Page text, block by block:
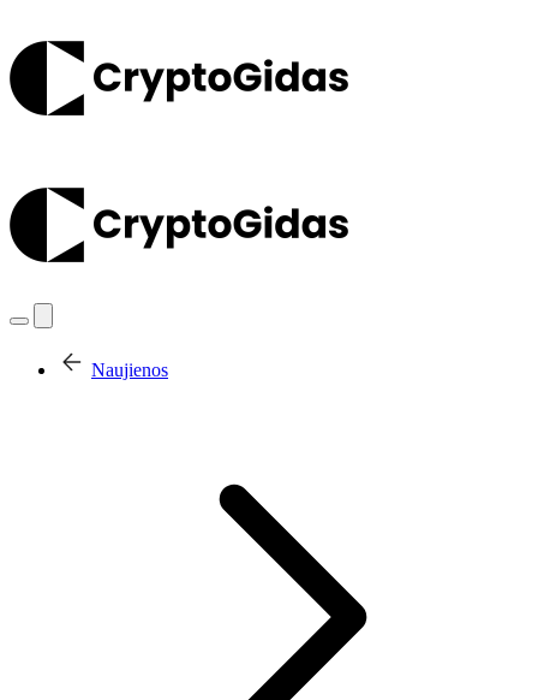
Naujienos